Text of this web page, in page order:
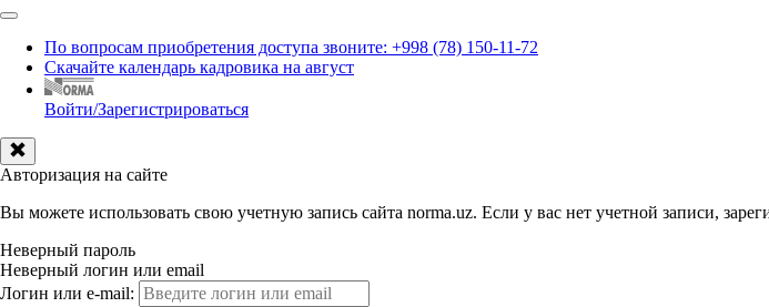
По вопросам приобретения доступа звоните: +998 (78) 150-11-72
Скачайте календарь кадровика на август
Войти/Зарегистрироваться
Авторизация на сайте
Вы можете использовать свою учетную запись сайта norma.uz. Если у вас нет учетной записи,
Неверный пароль
Неверный логин или email
Логин или e-mail: